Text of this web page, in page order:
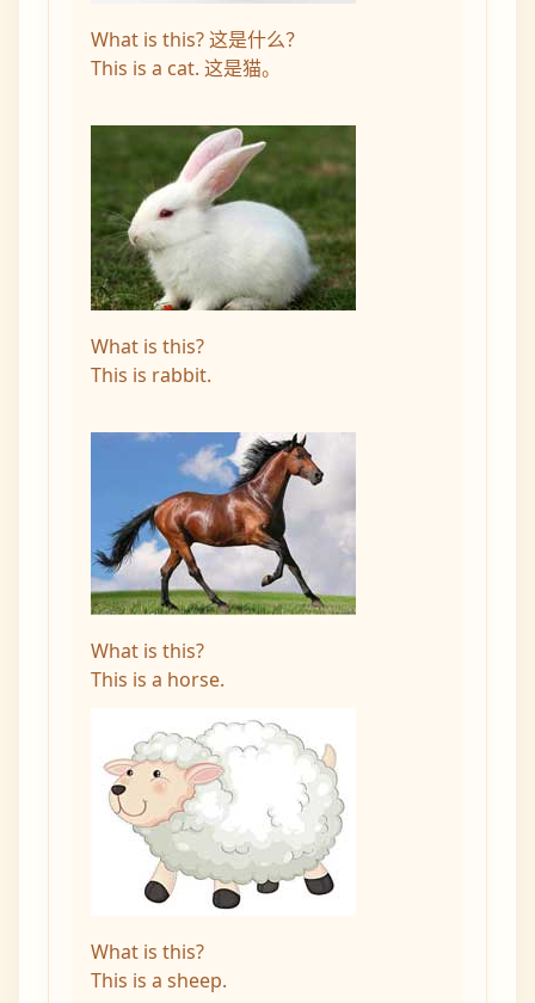
What is this? 这是什么？
This is a cat. 这是猫。
What is this?
This is rabbit.
What is this?
This is a horse.
What is this?
This is a sheep.